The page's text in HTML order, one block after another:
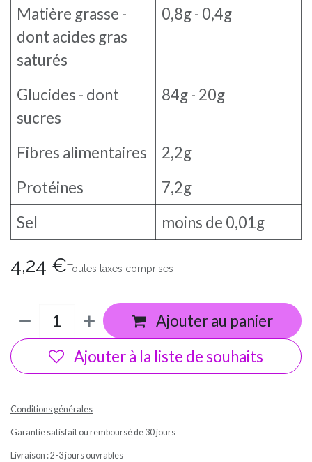
Matière grasse -
dont acides gras
saturés
0,8g - 0,4g
Glucides - dont
sucres
84g - 20g
Fibres alimentaires
2,2g
Protéines
7,2g
Sel
moins de 0,01g
4,24 €Toutes taxes comprises
Ajouter au panier
Ajouter à la liste de souhaits
Conditions générales
Garantie satisfait ou remboursé de 30 jours
Livraison : 2-3 jours ouvrables